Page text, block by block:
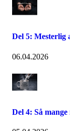
Del 5: Mesterlig
06.04.2026
Del 4: Så